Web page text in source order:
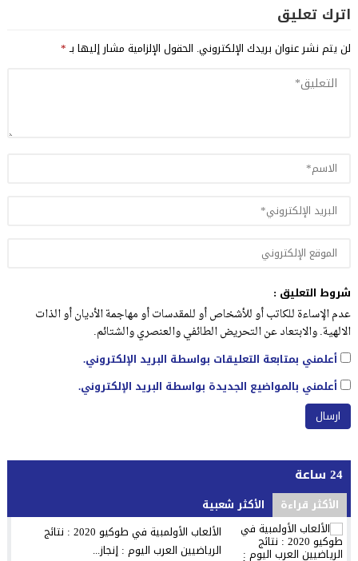
اترك تعليق
لن يتم نشر عنوان بريدك الإلكتروني. الحقول الإلزامية مشار إليها بـ*
شروط التعليق :
عدم الإساءة للكاتب أو للأشخاص أو للمقدسات أو مهاجمة الأديان أو الذات
الالهية. والابتعاد عن التحريض الطائفي والعنصري والشتائم.
أعلمني بمتابعة التعليقات بواسطة البريد الإلكتروني.
أعلمني بالمواضيع الجديدة بواسطة البريد الإلكتروني.
24 ساعة
الأكثر قراءة الأكثر شعبية
الألعاب الأولمبية في طوكيو 2020 : نتائج
الرياضيين العرب اليوم : إنجاز...